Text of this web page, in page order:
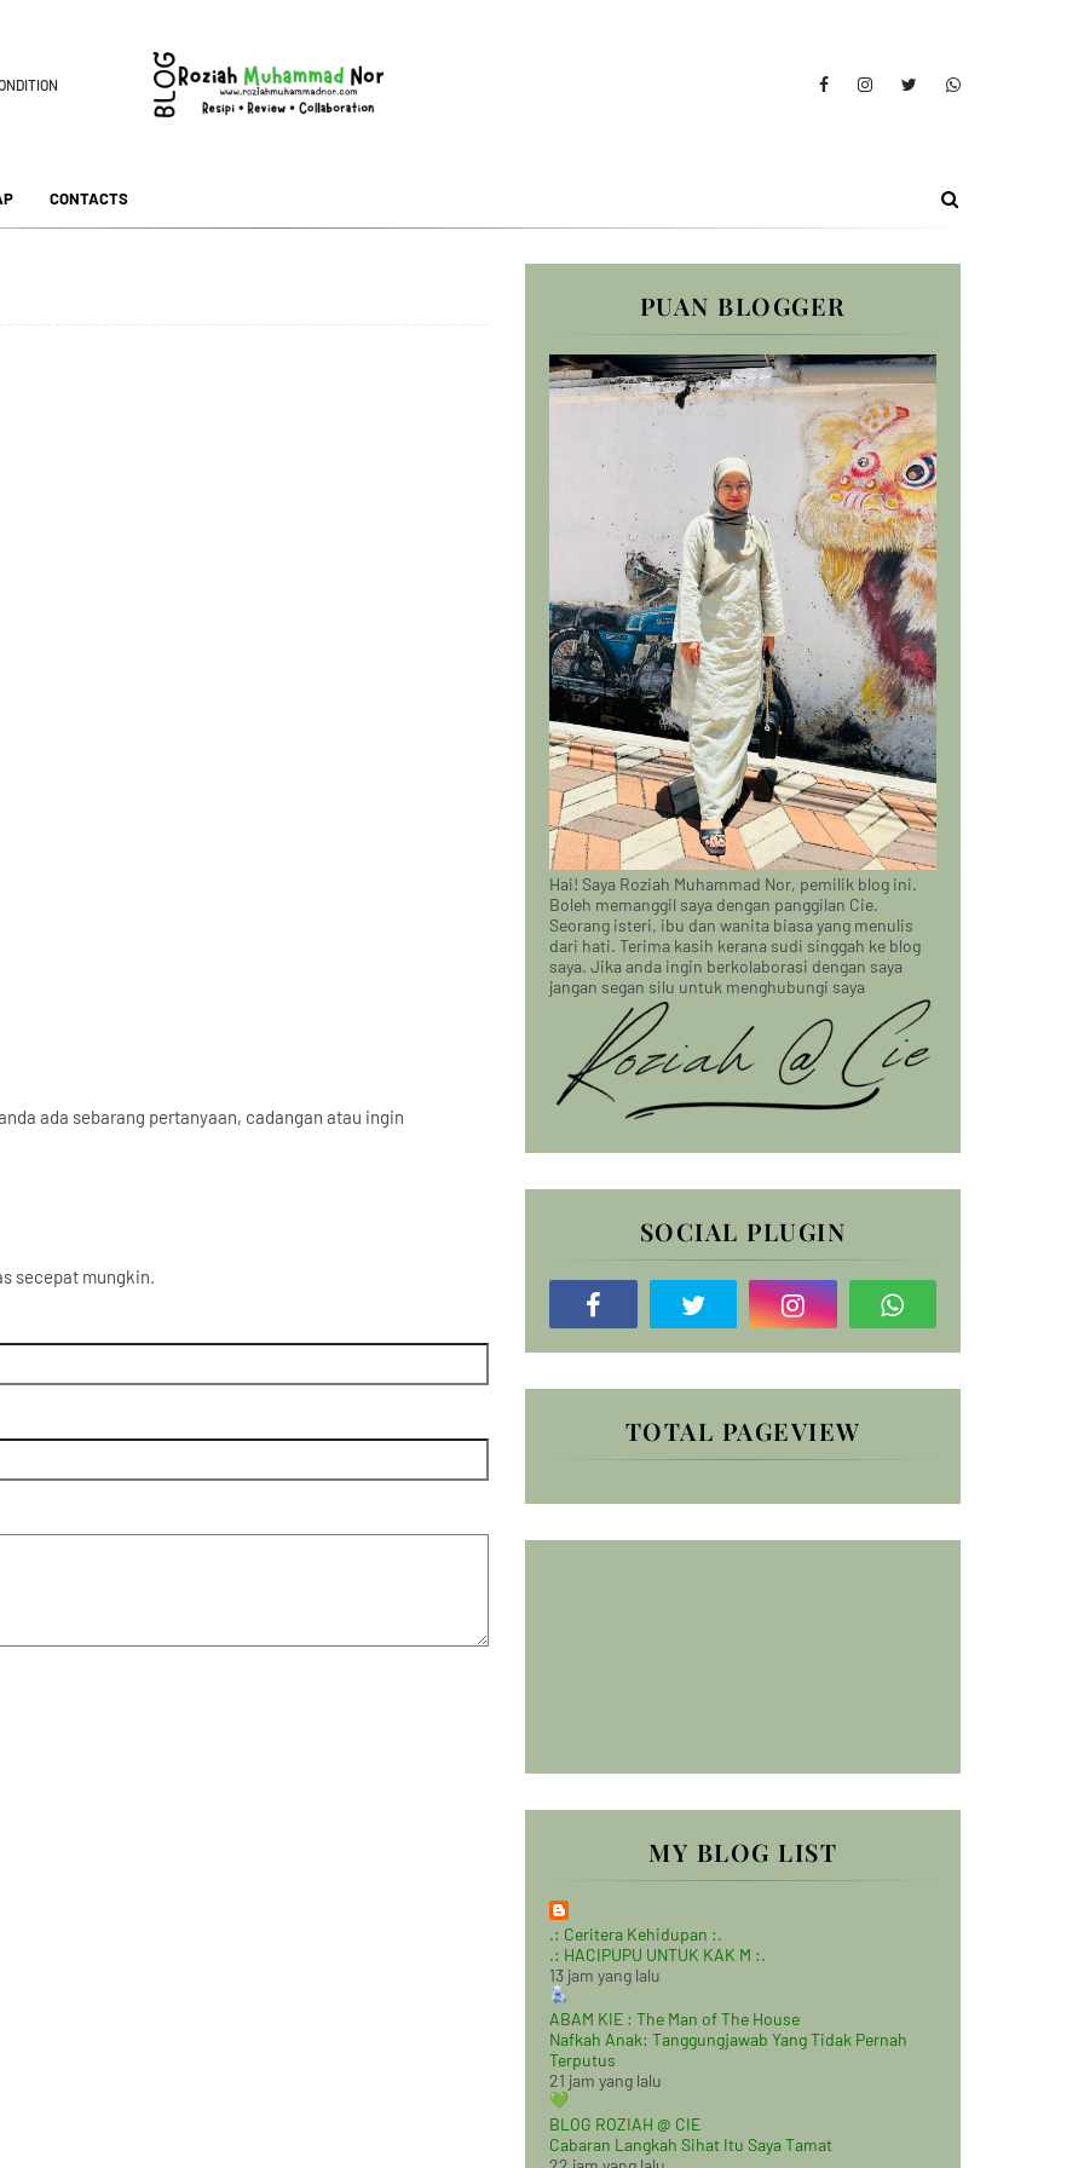
CONTACTS
ada sebarang pertanyaan, cadangan atau ingin
secepat mungkin.
PUAN BLOGGER
Hai! Saya Roziah Muhammad Nor, pemilik blog ini.
Boleh memanggil saya dengan panggilan Cie.
Seorang isteri, ibu dan wanita biasa yang menulis
dari hati. Terima kasih kerana sudi singgah ke blog
saya. Jika anda ingin berkolaborasi dengan saya
jangan segan silu untuk menghubungi saya
SOCIAL PLUGIN
TOTAL PAGEVIEW
MY BLOG LIST
.: Ceritera Kehidupan :.
.: HACIPUPU UNTUK KAK M :.
13 jam yang lalu
ABAM KIE : The Man of The House
Nafkah Anak: Tanggungjawab Yang Tidak Pernah
Terputus
21 jam yang lalu
BLOG ROZIAH @ CIE
Cabaran Langkah Sihat Itu Saya Tamat